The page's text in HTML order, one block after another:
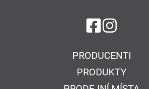
na Facebook
na
PRODUCENTI
PRODUKTY